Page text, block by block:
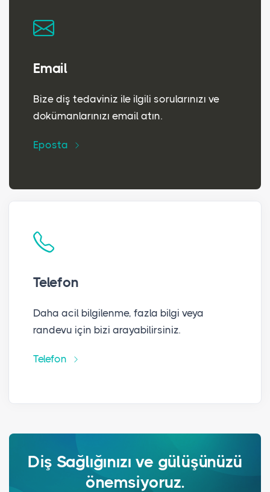
Email
Bize diş tedaviniz ile ilgili sorularınızı ve
dokümanlarınızı email atın.
Eposta
Telefon
Daha acil bilgilenme, fazla bilgi veya
randevu için bizi arayabilirsiniz.
Telefon
Diş Sağlığınızı ve gülüşünüzü
önemsiyoruz.